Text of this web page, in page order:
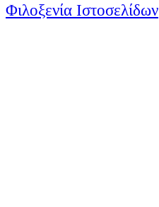
Φιλοξενία Ιστοσελίδων